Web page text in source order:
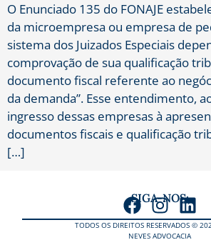
O Enunciado 135 do FONAJE
da microempresa ou empresa de
sistema dos Juizados Especiais
comprovação de sua qualificação
documento fiscal referente ao
da demanda”. Esse entendimento,
ingresso dessas empresas à
documentos fiscais e qualificação
[…]
SIGA-NOS:
TODOS OS DIREITOS RESERVADOS ©
NEVES ADVOCACIA